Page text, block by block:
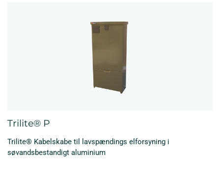
Trilite® P
Trilite® Kabelskabe til lavspændings elforsyning i
søvandsbestandigt aluminium